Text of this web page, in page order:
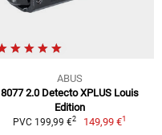
ABUS
8077 2.0 Detecto XPLUS Louis
Edition
PVC 199,99 €2 149,99 €1